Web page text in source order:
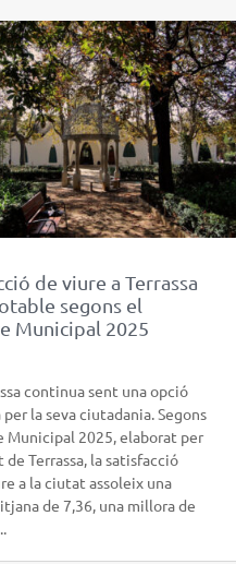
de viure a Terrassa
segons el
Municipal 2025
continua sent una opció
la seva ciutadania. Segons
Municipal 2025, elaborat per
de Terrassa, la satisfacció
a la ciutat assoleix una
de 7,36, una millora de